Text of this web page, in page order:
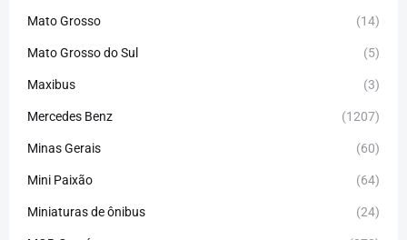
Mato Grosso (14)
Mato Grosso do Sul (5)
Maxibus (3)
Mercedes Benz (1207)
Minas Gerais (60)
Mini Paixão (64)
Miniaturas de ônibus (24)